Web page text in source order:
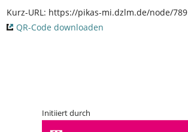
Kurz-URL: https://pikas-mi.dzlm.de/node/789
QR-Code downloaden
Initiiert durch